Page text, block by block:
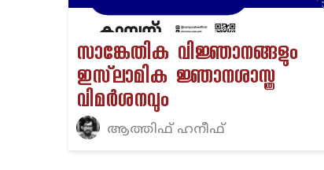
സാങ്കേതിക വിജ്ഞാനങ്ങളും
ഇസ്‌ലാമിക ജ്ഞാനശാസ്ത്ര
വിമർശനവും
ആത്തിഫ് ഹനീഫ്